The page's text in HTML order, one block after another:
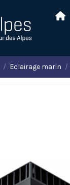
Eclairage marin